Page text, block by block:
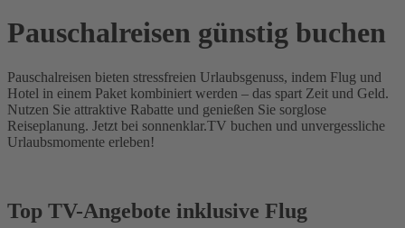
Pauschalreisen günstig buchen
Pauschalreisen bieten stressfreien Urlaubsgenuss, indem Flug und
Hotel in einem Paket kombiniert werden – das spart Zeit und Geld.
Nutzen Sie attraktive Rabatte und genießen Sie sorglose
Reiseplanung. Jetzt bei sonnenklar.TV buchen und unvergessliche
Urlaubsmomente erleben!
Top TV-Angebote inklusive Flug